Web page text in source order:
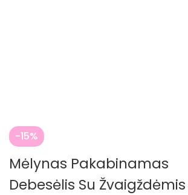
-15%
Mėlynas Pakabinamas
Debesėlis Su Žvaigždėmis